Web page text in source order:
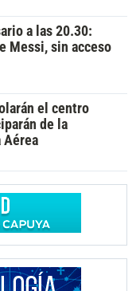
a las 20.30:
Messi, sin acceso
el centro
de la
Aérea